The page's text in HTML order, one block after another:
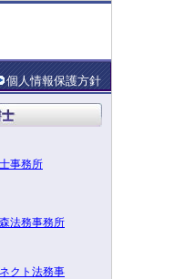
個人情報保護方針
事務所
法務事務所
クト法務事